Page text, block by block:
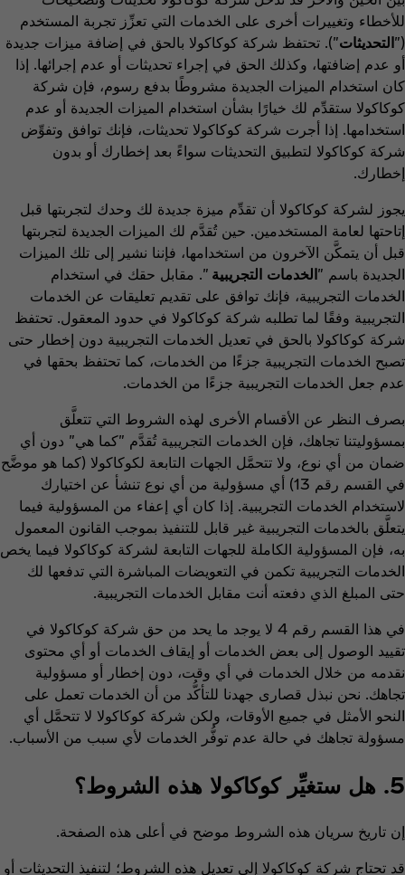
للأخطاء وتغييرات أخرى على الخدمات التي تعزِّز تجربة المستخدم
("التحديثات"). تحتفظ شركة كوكاكولا بالحق في إضافة ميزات جديدة
أو عدم إضافتها، وكذلك الحق في إجراء تحديثات أو عدم إجرائها. إذا
كان استخدام الميزات الجديدة مشروطًا بدفع رسوم، فإن شركة
كوكاكولا ستقدِّم لك خيارًا بشأن استخدام الميزات الجديدة أو عدم
استخدامها. إذا أجرت شركة كوكاكولا تحديثات، فإنك توافق وتفوِّض
شركة كوكاكولا لتطبيق التحديثات سواءً بعد إخطارك أو بدون
إخطارك.
يجوز لشركة كوكاكولا أن تقدِّم ميزة جديدة لك وحدك لتجربتها قبل
إتاحتها لعامة المستخدمين. حين تُقدَّم لك الميزات الجديدة لتجربتها
قبل أن يتمكَّن الآخرون من استخدامها، فإننا نشير إلى تلك الميزات
الجديدة باسم "الخدمات التجريبية". مقابل حقك في استخدام
الخدمات التجريبية، فإنك توافق على تقديم تعليقات عن الخدمات
التجريبية وفقًا لما تطلبه شركة كوكاكولا في حدود المعقول. تحتفظ
شركة كوكاكولا بالحق في تعديل الخدمات التجريبية دون إخطار حتى
تصبح الخدمات التجريبية جزءًا من الخدمات، كما تحتفظ بحقها في
عدم جعل الخدمات التجريبية جزءًا من الخدمات.
بصرف النظر عن الأقسام الأخرى لهذه الشروط التي تتعلَّق
بمسؤوليتنا تجاهك، فإن الخدمات التجريبية تُقدَّم "كما هي" دون أي
ضمان من أي نوع، ولا تتحمَّل الجهات التابعة لكوكاكولا (كما هو موضَّح
في القسم رقم 13) أي مسؤولية من أي نوع تنشأ عن اختيارك
لاستخدام الخدمات التجريبية. إذا كان أي إعفاء من المسؤولية فيما
يتعلَّق بالخدمات التجريبية غير قابل للتنفيذ بموجب القانون المعمول
به، فإن المسؤولية الكاملة للجهات التابعة لشركة كوكاكولا فيما يخص
الخدمات التجريبية تكمن في التعويضات المباشرة التي تدفعها لك
حتى المبلغ الذي دفعته أنت مقابل الخدمات التجريبية.
في هذا القسم رقم 4 لا يوجد ما يحد من حق شركة كوكاكولا في
تقييد الوصول إلى بعض الخدمات أو إيقاف الخدمات أو أي محتوى
نقدمه من خلال الخدمات في أي وقت، دون إخطار أو مسؤولية
تجاهك. نحن نبذل قصارى جهدنا للتأكُّد من أن الخدمات تعمل على
النحو الأمثل في جميع الأوقات، ولكن شركة كوكاكولا لا تتحمَّل أي
مسؤولة تجاهك في حالة عدم توفُّر الخدمات لأي سبب من الأسباب.
5. هل ستغيِّر كوكاكولا هذه الشروط؟
إن تاريخ سريان هذه الشروط موضح في أعلى هذه الصفحة.
قد تحتاج شركة كوكاكولا إلى تعديل هذه الشروط؛ لتنفيذ التحديثات أو